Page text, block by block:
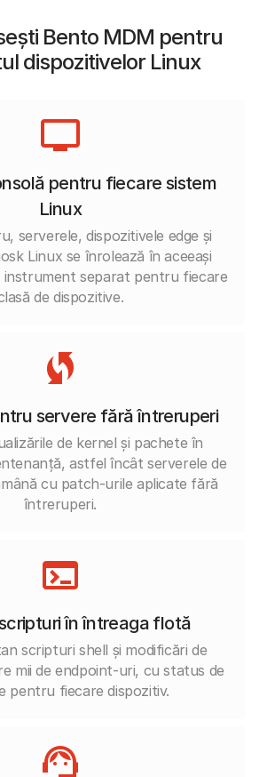
Bento MDM pentru
dispozitivelor Linux
pentru fiecare sistem
Linux
serverele, dispozitivele edge și
Linux se înrolează în aceeași
separat pentru fiecare
de dispozitive.
servere fără întreruperi
de kernel și pachete în
astfel încât serverele de
cu patch-urile aplicate fără
întreruperi.
în întreaga flotă
scripturi shell și modificări de
mii de endpoint-uri, cu status de
pentru fiecare dispozitiv.